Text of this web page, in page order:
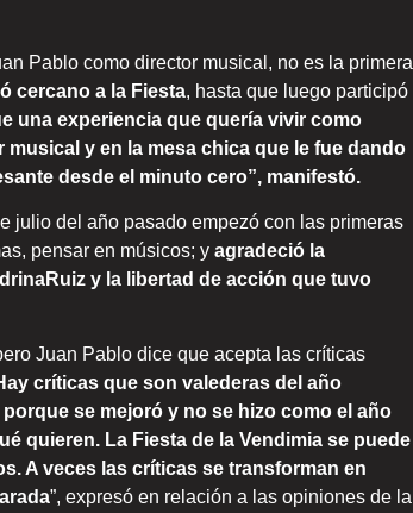
Pablo como director musical, no es la primera
cercano a la Fiesta, hasta que luego participó
una experiencia que quería vivir como
y en la mesa chica que le fue dando
desde el minuto cero”, manifestó.
julio del año pasado empezó con las primeras
pensar en músicos; y agradeció la
y la libertad de acción que tuvo
Juan Pablo dice que acepta las críticas
críticas que son valederas del año
se mejoró y no se hizo como el año
quieren. La Fiesta de la Vendimia se puede
A veces las críticas se transforman en
”, expresó en relación a las opiniones de la